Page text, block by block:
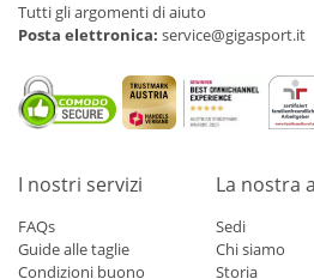
Tutti gli argomenti di aiuto
Posta elettronica: service@gigasport.it
I nostri servizi
FAQs
Guide alle taglie
Condizioni buono
La nostra
Sedi
Chi siamo
Storia